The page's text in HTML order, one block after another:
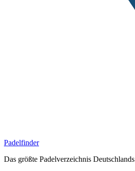
Padelfinder
Das größte Padelverzeichnis Deutschlands